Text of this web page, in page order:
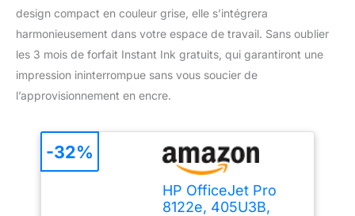
design compact en couleur grise, elle s’intégrera
harmonieusement dans votre espace de travail. Sans oublier
les 3 mois de forfait Instant Ink gratuits, qui garantiront une
impression ininterrompue sans vous soucier de
l’approvisionnement en encre.
HP OfficeJet Pro
8122e, 405U3B,
-32%